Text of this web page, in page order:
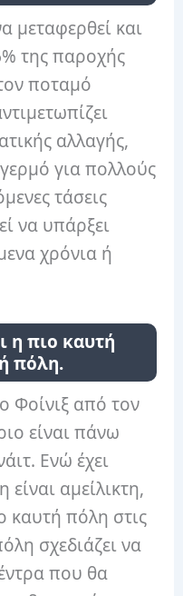
μεταφερθεί και
της παροχής
ποταμό
αλλαγής,
για πολλούς
τάσεις
να υπάρξει
χρόνια ή
η πιο καυτή
πόλη.
Φοίνιξ από τον
είναι πάνω
Ενώ έχει
αμείλικτη,
καυτή πόλη στις
σχεδιάζει να
που θα